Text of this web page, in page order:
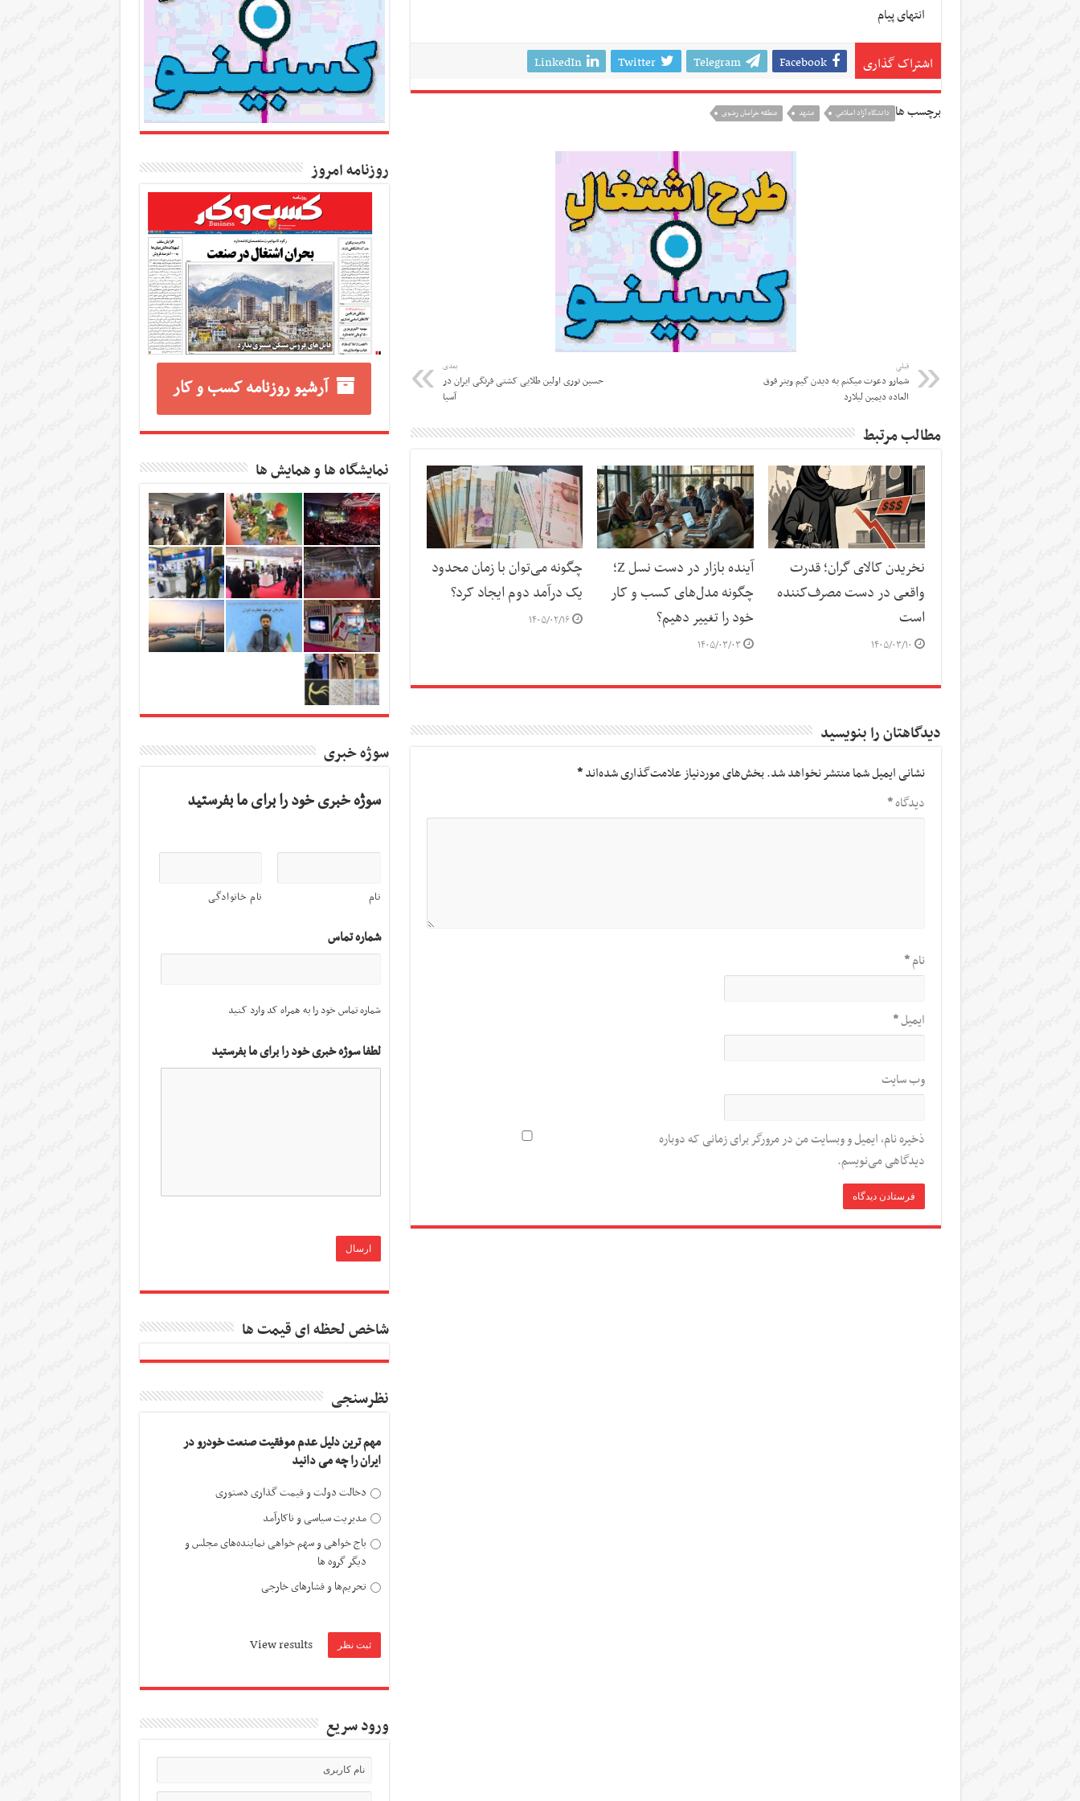
انتهای پیام
اشتراک گذاری Facebook
Telegram
Twitter
LinkedIn
برچسب ها دانشگاه آزاد اسلامي مشهد منطقه خراسان رضوی
قبلی
‏شمارو دعوت میکنم به دیدن گیم وینر فوق
العاده دیمین لیلارد
بعدی
حسین نوری اولین طلایی کشتی فرنگی ایران در
آسیا
مطالب مرتبط
نخریدن کالای گران؛ قدرت
واقعی در دست مصرف‌کننده
است
۱۴۰۵/۰۳/۱۰
آینده بازار در دست نسل Z؛
چگونه مدل‌های کسب‌ و کار
خود را تغییر دهیم؟
۱۴۰۵/۰۳/۰۳
چگونه می‌توان با زمان محدود
یک درآمد دوم ایجاد کرد؟
۱۴۰۵/۰۲/۱۶
دیدگاهتان را بنویسید
نشانی ایمیل شما منتشر نخواهد شد.بخش‌های موردنیاز علامت‌گذاری شده‌اند*
دیدگاه*
نام*
ایمیل*
وب‌ سایت
ذخیره نام، ایمیل و وبسایت من در مرورگر برای زمانی که دوباره
دیدگاهی می‌نویسم.
روزنامه امروز
آرشیو روزنامه کسب و کار
نمایشگاه ها و همایش ها
سوژه خبری
سوژه خبری خود را برای ما بفرستید
نام نام خانوادگی
شماره تماس
شماره تماس خود را به همراه کد وارد کنید
لطفا سوژه خبری خود را برای ما بفرستید
شاخص لحظه ای قیمت ها
نظرسنجی
مهم ترین دلیل عدم موفقیت صنعت خودرو در
ایران را چه می دانید
دخالت دولت و قیمت گذاری دستوری
مدیریت سیاسی و ناکارآمد
باج خواهی و سهم خواهی نماینده‌های مجلس و
دیگر گروه ها
تحریم‌ها و فشارهای خارجی
View results
ورود سریع